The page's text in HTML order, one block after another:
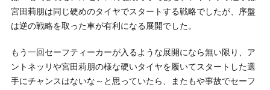
宮田莉朋は同じ硬めのタイヤでスタートする戦略でしたが、序盤
は逆の戦略を取った車が有利になる展開でした。
もう一回セーフティーカーが入るような展開になら無い限り、ア
ントネッリや宮田莉朋の様な硬いタイヤを履いてスタートした選
手にチャンスはないな～と思っていたら、またもや事故でセーフ